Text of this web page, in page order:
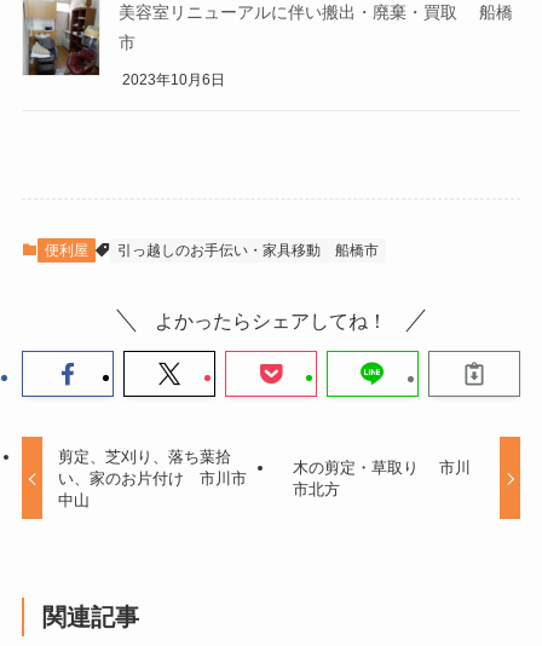
美容室リニューアルに伴い搬出・廃棄・買取 船橋
市
2023年10月6日
便利屋 引っ越しのお手伝い・家具移動 船橋市
よかったらシェアしてね！
剪定、芝刈り、落ち葉拾
い、家のお片付け 市川市
中山
木の剪定・草取り 市川
市北方
関連記事